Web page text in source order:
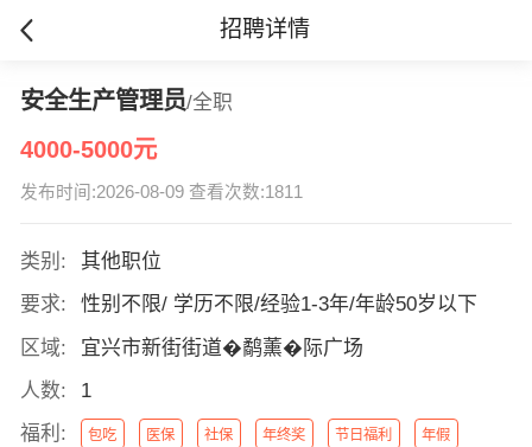
招聘详情
安全生产管理员/全职
4000-5000元
发布时间:2026-08-09 查看次数:1811
类别:
其他职位
要求:
性别不限/ 学历不限/经验1-3年/年龄50岁以下
区域:
宜兴市新街街道�鹬薰�际广场
人数:
1
福利:
包吃 医保 社保 年终奖 节日福利 年假